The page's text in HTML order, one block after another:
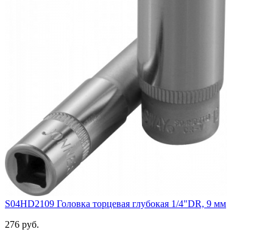
S04HD2109 Головка торцевая глубокая 1/4"DR, 9 мм
276 руб.